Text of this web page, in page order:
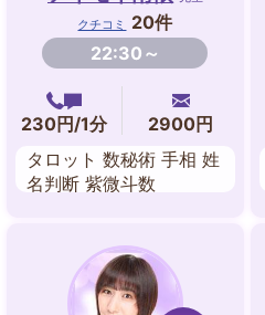
クチコミ
20件
22:30～
230円/1分
2900円
タロット 数秘術 手相 姓
名判断 紫微斗数